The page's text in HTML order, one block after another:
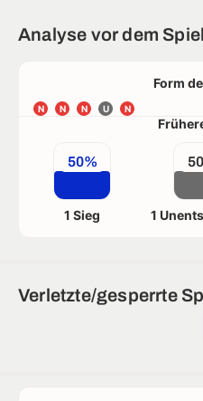
Analyse vor dem Spiel
Form
N N N U N
50%
1 Sieg 1
Verletzte/gesperrte